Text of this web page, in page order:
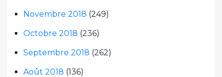
Novembre 2018 (249)
Octobre 2018 (236)
Septembre 2018 (262)
Août 2018 (136)